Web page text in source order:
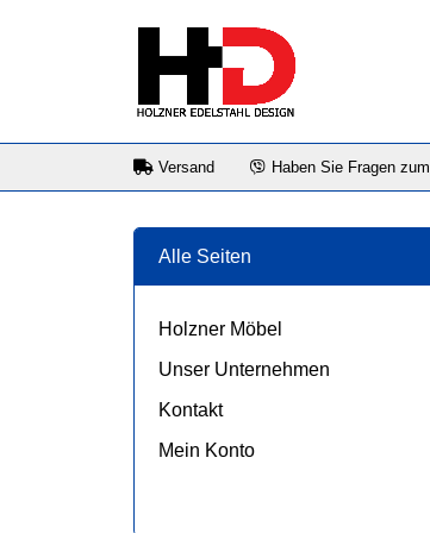
Versand Haben Sie Fragen
Alle Seiten
Holzner Möbel
Unser Unternehmen
Kontakt
Mein Konto